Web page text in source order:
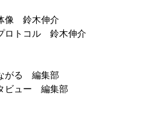
像 鈴木伸介
ロトコル 鈴木伸介
がる 編集部
ビュー 編集部